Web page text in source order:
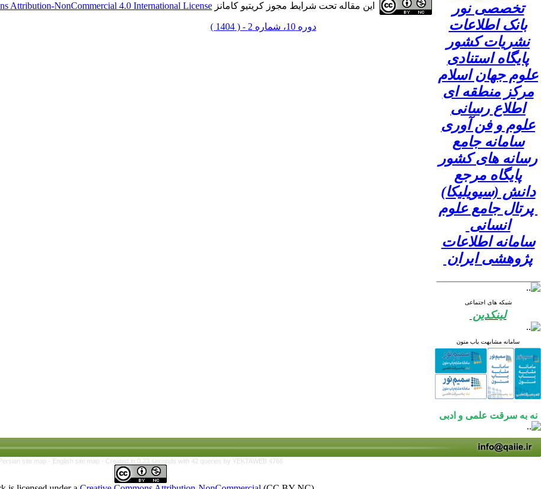
تخصصی نور
بانک اطلاعات
نشریات کشور
پایگاه استنادی
علوم جهان اسلام
مرکز منطقه ای
اطلاع رسانی
علوم و فن آوری
سامانه جامع
رسانه های کشور
پایگاه مرجع
دانش (سیویلیکا)
پرتال جامع علوم
انسانی
سامانه اطلاعات
پژوهشی ایران
شبکه های اجتماعی
لینکدین
سامانه مشابهت یاب متون
نه به سرقت علمی و ادبی
این مقاله تحت شرایط مجوز کریتیو کامانز Attribution-NonCommercial 4.0 International License
دوره 10، شماره 2 - ( 1404 )
site map - English site map - Created in 0.23 seconds with 42 queries by YEKTAWEB 4766